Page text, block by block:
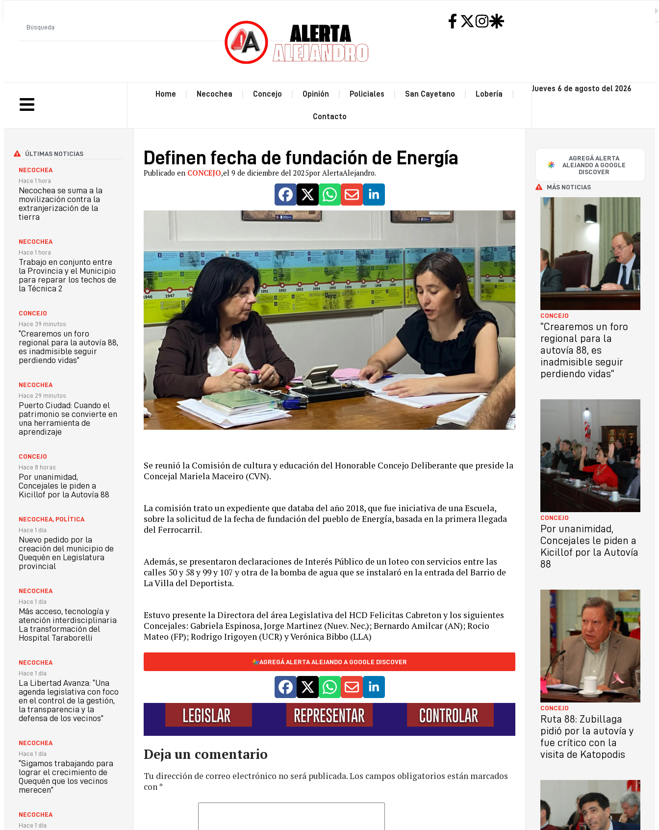
Home Necochea Concejo Opinión Policiales San Cayetano Lobería
Contacto
Jueves 6 de agosto del 2026
SAN
AGREGÁ ALERTA
ALEJANDO A GOOGLE
DISCOVER
MÁS NOTICIAS
CONCEJO
“Crearemos un foro
regional para la
autovía 88, es
inadmisible seguir
perdiendo vidas”
CONCEJO
Por unanimidad,
Concejales le piden a
Kicillof por la Autovía
88
CONCEJO
Ruta 88: Zubillaga
pidió por la autovía y
fue crítico con la
visita de Katopodis
ÚLTIMAS NOTICIAS
NECOCHEA
Hace 1 hora
Necochea se suma a la
movilización contra la
extranjerización de la
tierra
NECOCHEA
Hace 1 hora
Trabajo en conjunto entre
la Provincia y el Municipio
para reparar los techos de
la Técnica 2
CONCEJO
Hace 39 minutos
“Crearemos un foro
regional para la autovía 88,
es inadmisible seguir
perdiendo vidas”
NECOCHEA
Hace 29 minutos
Puerto Ciudad: Cuando el
patrimonio se convierte en
una herramienta de
aprendizaje
CONCEJO
Hace 8 horas
Por unanimidad,
Concejales le piden a
Kicillof por la Autovía 88
NECOCHEA, POLÍTICA
Hace 1 día
Nuevo pedido por la
creación del municipio de
Quequén en Legislatura
provincial
NECOCHEA
Hace 1 día
Más acceso, tecnología y
atención interdisciplinaria
La transformación del
Hospital Taraborelli
NECOCHEA
Hace 1 día
La Libertad Avanza: “Una
agenda legislativa con foco
en el control de la gestión,
la transparencia y la
defensa de los vecinos”
NECOCHEA
Hace 1 día
“Sigamos trabajando para
lograr el crecimiento de
Quequén que los vecinos
merecen”
NECOCHEA
Hace 1 día
Definen fecha de fundación de Energía
Publicado en CONCEJO,el 9 de diciembre del 2025por AlertaAlejandro.
Se reunió la Comisión de cultura y educación del Honorable Concejo Deliberante que preside la
Concejal Mariela Maceiro (CVN).
La comisión trato un expediente que databa del año 2018, que fue iniciativa de una Escuela,
sobre la solicitud de la fecha de fundación del pueblo de Energía, basada en la primera llegada
del Ferrocarril.
Además, se presentaron declaraciones de Interés Público de un loteo con servicios entre las
calles 50 y 58 y 99 y 107 y otra de la bomba de agua que se instalaró en la entrada del Barrio de
La Villa del Deportista.
Estuvo presente la Directora del área Legislativa del HCD Felicitas Cabreton y los siguientes
Concejales: Gabriela Espinosa, Jorge Martinez (Nuev. Nec.); Bernardo Amilcar (AN); Rocio
Mateo (FP); Rodrigo Irigoyen (UCR) y Verónica Bibbo (LLA)
AGREGÁ ALERTA ALEJANDO A GOOGLE DISCOVER
Deja un comentario
Tu dirección de correo electrónico no será publicada.Los campos obligatorios están marcados
con*